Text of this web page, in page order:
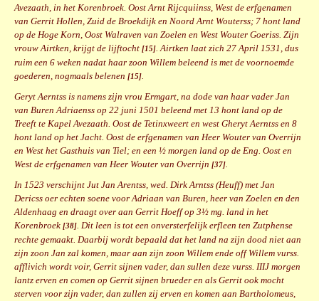
Avezaath, in het Korenbroek. Oost Arnt Rijcquiinss, West de erfgenamen
van Gerrit Hollen, Zuid de Broekdijk en Noord Arnt Wouterss; 7 hont land
op de Hoge Korn, Oost Walraven van Zoelen en West Wouter Goeriss. Zijn
vrouw Airtken, krijgt de lijftocht [15]. Airtken laat zich 27 April 1531, dus
ruim een 6 weken nadat haar zoon Willem beleend is met de voornoemde
goederen, nogmaals belenen [15].
Geryt Aerntss is namens zijn vrou Ermgart, na dode van haar vader Jan
van Buren Adriaenss op 22 juni 1501 beleend met 13 hont land op de
Treeft te Kapel Avezaath. Oost de Tetinxweert en west Gheryt Aerntss en 8
hont land op het Jacht. Oost de erfgenamen van Heer Wouter van Overrijn
en West het Gasthuis van Tiel; en een ½ morgen land op de Eng. Oost en
West de erfgenamen van Heer Wouter van Overrijn [37].
In 1523 verschijnt Jut Jan Arentss, wed. Dirk Arntss (Heuff) met Jan
Dericss oer echten soene voor Adriaan van Buren, heer van Zoelen en den
Aldenhaag en draagt over aan Gerrit Hoeff op 3½ mg. land in het
Korenbroek [38]. Dit leen is tot een onversterfelijk erfleen ten Zutphense
rechte gemaakt. Daarbij wordt bepaald dat het land na zijn dood niet aan
zijn zoon Jan zal komen, maar aan zijn zoon Willem ende off Willem vurss.
afflivich wordt voir, Gerrit sijnen vader, dan sullen deze vurss. IIIJ morgen
lantz erven en comen op Gerrit sijnen brueder en als Gerrit ook mocht
sterven voor zijn vader, dan zullen zij erven en komen aan Bartholomeus,